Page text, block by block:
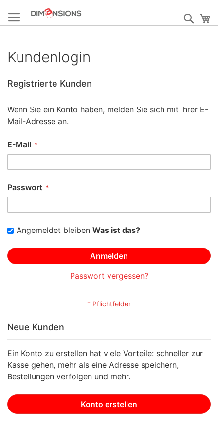
zum
Inhalt
Kundenlogin
Registrierte Kunden
Wenn Sie ein Konto haben, melden Sie sich mit Ihrer E-
Mail-Adresse an.
E-Mail
Passwort
Angemeldet bleiben Was ist das?
Anmelden
Passwort vergessen?
Neue Kunden
Ein Konto zu erstellen hat viele Vorteile: schneller zur
Kasse gehen, mehr als eine Adresse speichern,
Bestellungen verfolgen und mehr.
Konto erstellen